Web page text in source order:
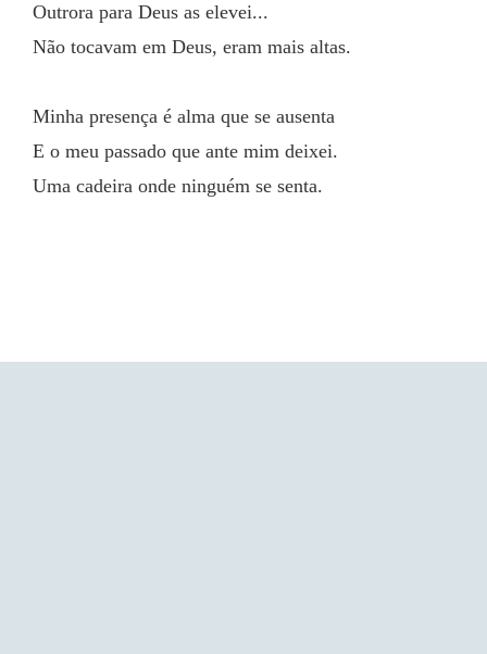
Outrora para Deus as elevei...
Não tocavam em Deus, eram mais altas.
Minha presença é alma que se ausenta
E o meu passado que ante mim deixei.
Uma cadeira onde ninguém se senta.